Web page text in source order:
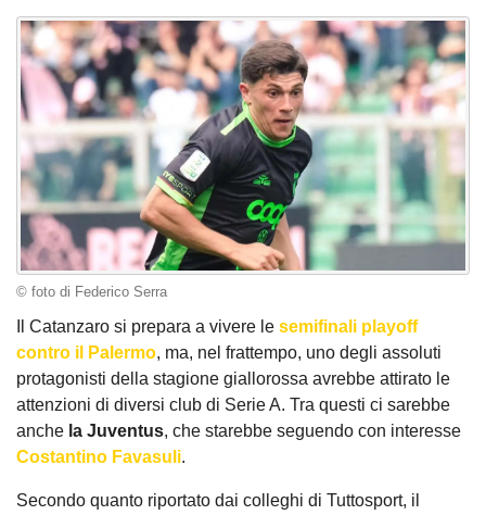
© foto di Federico Serra
Il Catanzaro si prepara a vivere le semifinali playoff
contro il Palermo, ma, nel frattempo, uno degli assoluti
protagonisti della stagione giallorossa avrebbe attirato le
attenzioni di diversi club di Serie A. Tra questi ci sarebbe
anche la Juventus, che starebbe seguendo con interesse
Costantino Favasuli.
Secondo quanto riportato dai colleghi di Tuttosport, il